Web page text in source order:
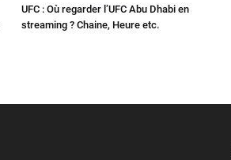
UFC : Où regarder l’UFC Abu Dhabi en
streaming ? Chaine, Heure etc.